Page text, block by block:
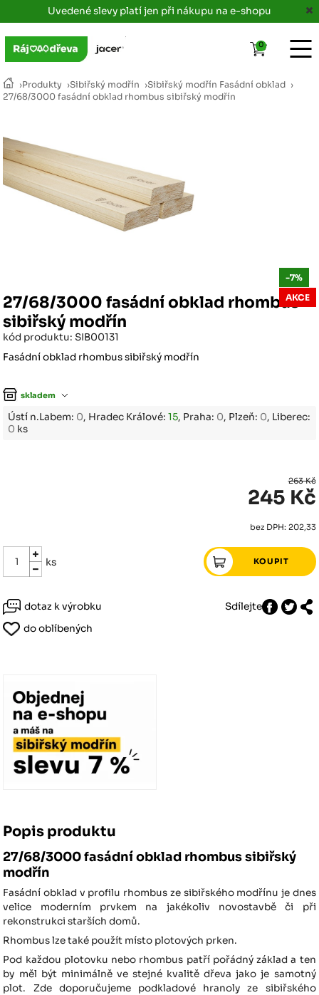
Uvedené slevy platí jen při nákupu na e-shopu
›Produkty ›Sibiřský modřín ›Sibiřský modřín Fasádní obklad ›
27/68/3000 fasádní obklad rhombus sibiřský modřín
27/68/3000 fasádní obklad rhombus
sibiřský modřín
kód produktu: SIB00131
Fasádní obklad rhombus sibiřský modřín
skladem
Ústí n.Labem: 0, Hradec Králové:15, Praha: 0, Plzeň: 0, Liberec:
0 ks
-7%
AKCE
263 Kč
245 Kč
bez DPH: 202,33
ks
dotaz k výrobku
Sdílejte
do oblíbených
Popis produktu
27/68/3000 fasádní obklad rhombus sibiřský
modřín
Fasádní obklad v profilu rhombus ze sibiřského modřínu je dnes
velice moderním prvkem na jakékoliv novostavbě či při
rekonstrukci starších domů.
Rhombus lze také použít místo plotových prken.
Pod každou plotovku nebo rhombus patří pořádný základ a ten
by měl být minimálně ve stejné kvalitě dřeva jako je samotný
plot. Zde doporučujeme podkladové hranoly ze sibiřského
0